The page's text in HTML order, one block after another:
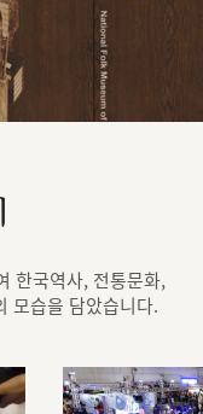
한국역사, 전통문화,
모습을 담았습니다.